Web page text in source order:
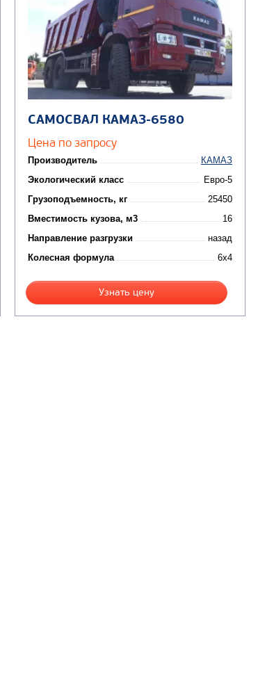
САМОСВАЛ КАМАЗ-6580
Цена по запросу
Производитель
КАМАЗ
Экологический класс
Евро-5
Грузоподъемность, кг
25450
Вместимость кузова, м3
16
Направление разгрузки
назад
Колесная формула
6x4
Узнать цену